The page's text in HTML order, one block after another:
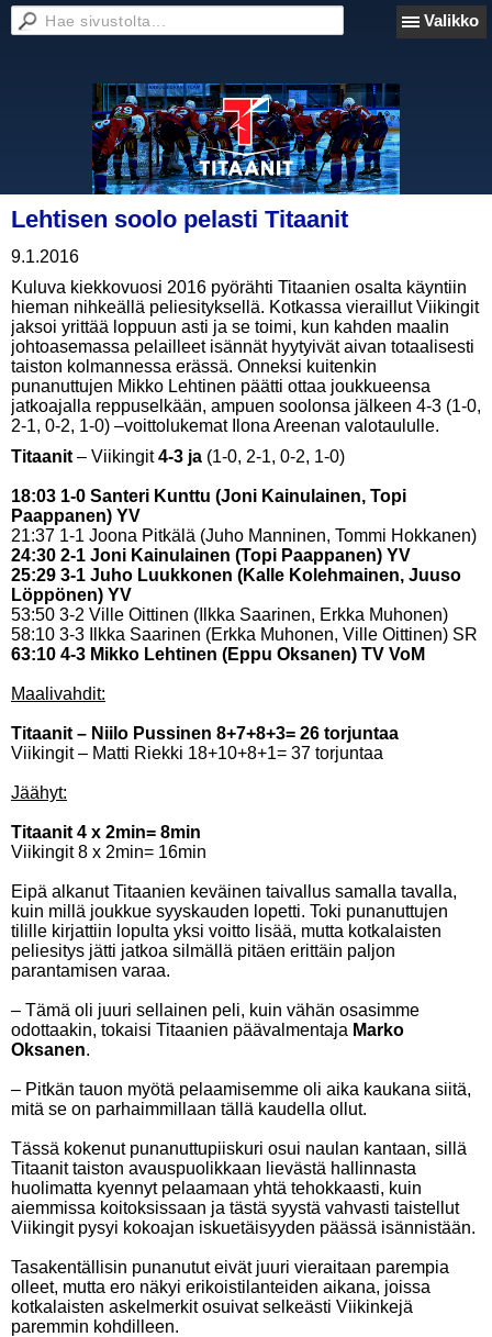
Valikko
Lehtisen soolo pelasti Titaanit
9.1.2016
Kuluva kiekkovuosi 2016 pyörähti Titaanien osalta käyntiin
hieman nihkeällä peliesityksellä. Kotkassa vieraillut Viikingit
jaksoi yrittää loppuun asti ja se toimi, kun kahden maalin
johtoasemassa pelailleet isännät hyytyivät aivan totaalisesti
taiston kolmannessa erässä. Onneksi kuitenkin
punanuttujen Mikko Lehtinen päätti ottaa joukkueensa
jatkoajalla reppuselkään, ampuen soolonsa jälkeen 4-3 (1-0,
2-1, 0-2, 1-0) –voittolukemat Ilona Areenan valotaululle.
Titaanit – Viikingit4-3 ja (1-0, 2-1, 0-2, 1-0)
18:03 1-0 Santeri Kunttu (Joni Kainulainen, Topi
Paappanen) YV
21:37 1-1 Joona Pitkälä (Juho Manninen, Tommi Hokkanen)
24:30 2-1 Joni Kainulainen (Topi Paappanen) YV
25:29 3-1 Juho Luukkonen (Kalle Kolehmainen, Juuso
Löppönen) YV
53:50 3-2 Ville Oittinen (Ilkka Saarinen, Erkka Muhonen)
58:10 3-3 Ilkka Saarinen (Erkka Muhonen, Ville Oittinen) SR
63:10 4-3 Mikko Lehtinen (Eppu Oksanen) TV VoM
Maalivahdit:
Titaanit – Niilo Pussinen 8+7+8+3= 26 torjuntaa
Viikingit – Matti Riekki 18+10+8+1= 37 torjuntaa
Jäähyt:
Titaanit 4 x 2min= 8min
Viikingit 8 x 2min= 16min
Eipä alkanut Titaanien keväinen taivallus samalla tavalla,
kuin millä joukkue syyskauden lopetti. Toki punanuttujen
tilille kirjattiin lopulta yksi voitto lisää, mutta kotkalaisten
peliesitys jätti jatkoa silmällä pitäen erittäin paljon
parantamisen varaa.
– Tämä oli juuri sellainen peli, kuin vähän osasimme
odottaakin, tokaisi Titaanien päävalmentaja Marko
Oksanen.
– Pitkän tauon myötä pelaamisemme oli aika kaukana siitä,
mitä se on parhaimmillaan tällä kaudella ollut.
Tässä kokenut punanuttupiiskuri osui naulan kantaan, sillä
Titaanit taiston avauspuolikkaan lievästä hallinnasta
huolimatta kyennyt pelaamaan yhtä tehokkaasti, kuin
aiemmissa koitoksissaan ja tästä syystä vahvasti taistellut
Viikingit pysyi kokoajan iskuetäisyyden päässä isännistään.
Tasakentällisin punanutut eivät juuri vieraitaan parempia
olleet, mutta ero näkyi erikoistilanteiden aikana, joissa
kotkalaisten askelmerkit osuivat selkeästi Viikinkejä
paremmin kohdilleen.